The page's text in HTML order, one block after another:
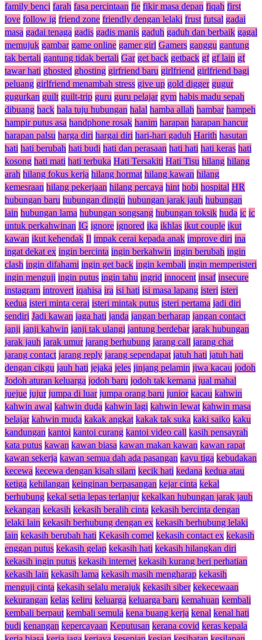
family benci farah fasa percintaan fie fikir masa depan fiqah first
love follow ig friend zone friendly dengan lelaki frust futsal gadai
masa gadai tenaga gadis gadis manis gaduh gaduh dan berbaik gagal
memujuk gambar game online gamer girl Gamers ganggu gantung
tak bertali gantung tidak bertali Gar get back getback gf gf lain gf
tawar hati ghosted ghosting girfriend baru girlfriend girlfriend bagi
peluang girlfriend menambah stress give up gold digger gugur
gugurkan guilt guilt-trip guru guru pelajar gym habis madu sepah
dibuang hack hala tuju hubungan halal hamba allah hambar hampeh
hampir putus asa handphone rosak hanim harapan harapan hancur
harapan palsu harga diri hargai diri hari-hari gaduh Harith hasutan
hati hati berubah hati budi hati dan perasaan hati hati hati keras hati
kosong hati mati hati terbuka Hati Tersakiti Hati Tisu hilang hilang
arah hilang fokus kerja hilang hormat hilang kawan hilang
kemesraan hilang pekerjaan hilang percaya hint hobi hospital HR
hubungan baru hubungan dingin hubungan jarak jauh hubungan
lain hubungan lama hubungan songsang hubungan toksik huda ic ic
untuk perkahwinan IG ignore ignored ika ikhlas ikut couple ikut
kawan ikut kehendak Il impak cerai kepada anak improve diri ina
ingat dekat ex ingin bercinta ingin berkahwin ingin berubah ingin
clash ingin difahami ingin get back ingin kembali ingin memperisteri
ingin menguji ingin putus ingin tahu ingrid innocent insaf insecure
instagram introvert iqahisa ira isi hati isi masa lapang isteri isteri
kedua isteri minta cerai isteri mintak putus isteri pertama jadi diri
sendiri Jadi kawan jaga hati janda jangan berharap jangan contact
janji janji kahwin janji tak ulangi jantung berdebar jarak hubungan
jarak jauh jarak umur jarang berhubung jarang call jarang chat
jarang contact jarang reply jarang sependapat jatuh hati jatuh hati
dengan cikgu jauh hati jejaka jeles jinjang pelamin jiwa kacau jodoh
Jodoh aturan keluarga jodoh baru jodoh tak kemana jual mahal
juejue jujur jumpa di luar jumpa orang baru junior kacau kahwin
kahwin awal kahwin duda kahwin lagi kahwin lewat kahwin masa
belajar kahwin muda kakak angkat kakak tak suka kaki saiko kaku
kandungan kantoi kantoi curang kantoi video call kasih pensayrah
kata putus kawan kawan biasa kawan makan kawan kawan rapat
kawan sekerja kawan semua dah ada pasangan kayu tiga kebudakan
kecewa kecewa dengan kisah silam kecik hati kedana kedua atau
ketiga kehilangan keinginan berpasangan kejar cinta kekal
berhubung kekal setia lepas terlanjur kekalkan hubungan jarak jauh
kekangan kekasih kekasih beralih cinta kekasih bercinta dengan
lelaki lain kekasih berhubung dengan ex kekasih berhubung lelaki
lain kekasih berubah hati Kekasih comel kekasih contact ex kekasih
enggan putus kekasih gelap kekasih hati kekasih hilangkan diri
kekasih ingin putus kekasih internet kekasih kurang beri perhatian
kekasih lain kekasih lama kekasih masih mengharap kekasih
menguji cinta kekasih selalu merajuk kekasih siber kekecewaan
kekurangan kelas keliru keluarga keluarga baru kemahuan kembali
kembali berpaut kembali semula kena buang kerja kenal kenal hati
budi kenangan kepercayaan Keputusan kerana covid keras kepala